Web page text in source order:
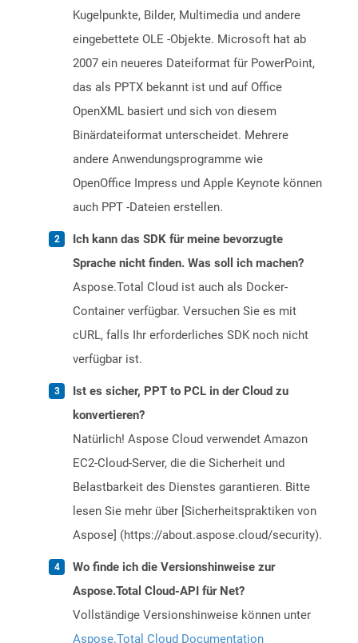
Kugelpunkte, Bilder, Multimedia und andere
eingebettete OLE -Objekte. Microsoft hat ab
2007 ein neueres Dateiformat für PowerPoint,
das als PPTX bekannt ist und auf Office
OpenXML basiert und sich von diesem
Binärdateiformat unterscheidet. Mehrere
andere Anwendungsprogramme wie
OpenOffice Impress und Apple Keynote können
auch PPT -Dateien erstellen.
Ich kann das SDK für meine bevorzugte
Sprache nicht finden. Was soll ich machen?
Aspose.Total Cloud ist auch als Docker-
Container verfügbar. Versuchen Sie es mit
cURL, falls Ihr erforderliches SDK noch nicht
verfügbar ist.
Ist es sicher, PPT to PCL in der Cloud zu
konvertieren?
Natürlich! Aspose Cloud verwendet Amazon
EC2-Cloud-Server, die die Sicherheit und
Belastbarkeit des Dienstes garantieren. Bitte
lesen Sie mehr über [Sicherheitspraktiken von
Aspose] (https://about.aspose.cloud/security).
Wo finde ich die Versionshinweise zur
Aspose.Total Cloud-API für Net?
Vollständige Versionshinweise können unter
Aspose.Total Cloud Documentation